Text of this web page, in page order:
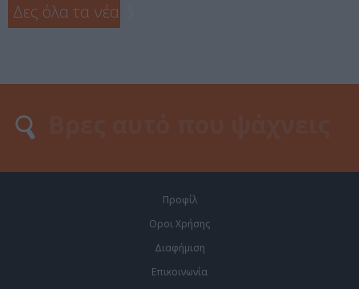
Δες όλα τα νέα
Προφίλ
Οροι Χρήσης
Διαφήμιση
Επικοινωνία